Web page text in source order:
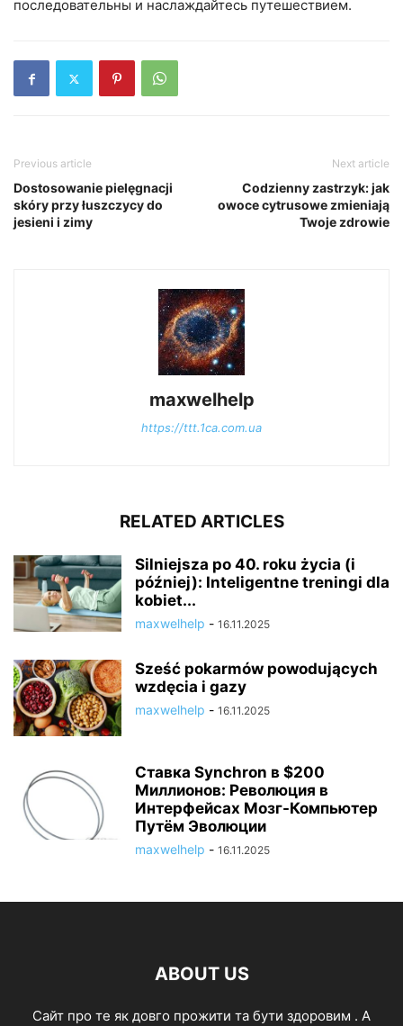
последовательны и наслаждайтесь путешествием.
Previous article
Dostosowanie pielęgnacji
skóry przy łuszczycy do
jesieni i zimy
Next article
Codzienny zastrzyk: jak
owoce cytrusowe zmieniają
Twoje zdrowie
maxwelhelp
https://ttt.1ca.com.ua
RELATED ARTICLES
Silniejsza po 40. roku życia (i
później): Inteligentne treningi dla
kobiet...
maxwelhelp - 16.11.2025
Sześć pokarmów powodujących
wzdęcia i gazy
maxwelhelp - 16.11.2025
Ставка Synchron в $200
Миллионов: Революция в
Интерфейсах Мозг-Компьютер
Путём Эволюции
maxwelhelp - 16.11.2025
ABOUT US
Cайт про те як довго прожити та бути здоровим . А